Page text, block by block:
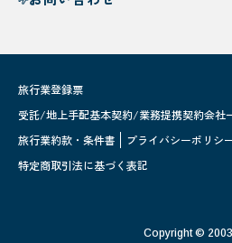
旅行業登録票
受託/地上手配基本契約/業務提携契約会社
旅行業約款・条件書
プライバシーポリシ
特定商取引法に基づく表記
Copyright ©